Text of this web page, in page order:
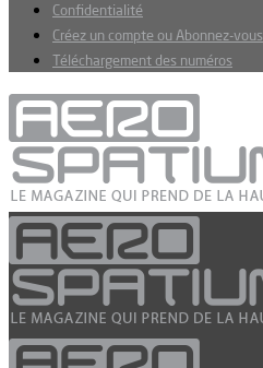
Confidentialité
Créez un compte ou Abonnez-vous
Téléchargement des numéros